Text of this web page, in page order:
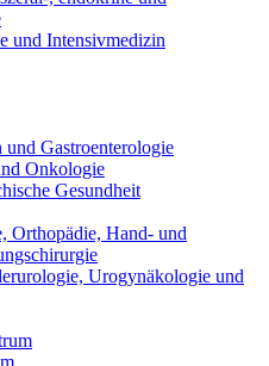
und Intensivmedizin
Gastroenterologie
Onkologie
Gesundheit
Orthopädie, Hand- und
Urogynäkologie und